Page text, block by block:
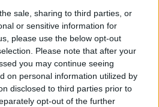
sale, sharing to third parties, or
or sensitive information for
please use the below opt-out
Please note that after your
you may continue seeing
on personal information utilized by
disclosed to third parties prior to
opt-out of the further
STAR WARS-NAPON
KENOBI-SOROZAT ÚJ
EL MINDENT, ITT AZ ÚJ